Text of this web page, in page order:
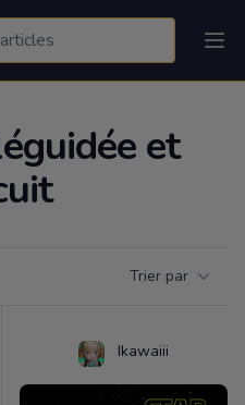
et
Trier par
Ikawaiii